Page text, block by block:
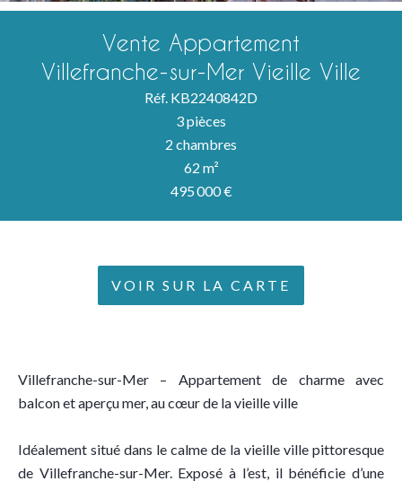
Vente Appartement
Villefranche-sur-Mer Vieille Ville
Réf. KB2240842D
3 pièces
2 chambres
62 m²
495 000 €
VOIR SUR LA CARTE
Villefranche-sur-Mer – Appartement de charme avec
balcon et aperçu mer, au cœur de la vieille ville
Idéalement situé dans le calme de la vieille ville pittoresque
de Villefranche-sur-Mer. Exposé à l’est, il bénéficie d’une